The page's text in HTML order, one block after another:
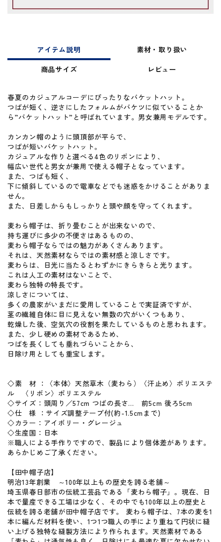
アイテム説明
素材・取り扱い
商品サイズ
レビュー
春夏のカジュアルコーデにぴったりなバケットハット。
つばが短く、逆さにしたフォルムがバケツに似ていることか
ら”バケットハット”と呼ばれています。男女兼用モデルです。
カンカン帽のように頭頂部が平らで、
つばが短いバケットハット。
カジュアルな作りと選べる4色のリボンにより、
幅広い世代と男女が兼用で使える帽子となっています。
また、つばも短く、
下に傾斜しているので電車などでも迷惑をかけることがありま
せん。
また、日差しからもしっかりと頭や顔を守ってくれます。
麦わら帽子は、折り畳むことが出来ないので、
持ち運びに多少の不便さはあるものの、
麦わら帽子ならではの魅力があくさんあります。
それは、天然素材ならではの素材感と涼しさです。
麦わらは、日光に当たるとわずかにきらきらと光ります。
これは人工の素材はないことで、
麦わら独特の特長です。
涼しさについては、
多くの農家がいまだに愛用していることで実証済ですが、
茎の繊維自体に目に見えない無数の穴がいくつもあり、
乾燥した後、空気穴の役割を果たしているものと思われます。
また、少し硬めの素材であるため、
つばを長くしても垂れづらいことから、
日除け用としても重宝します。
◇素 材 ：〈本体〉天然草木（麦わら）〈汗止め〉ポリエステ
ル 〈リボン〉ポリエステル
◇サイズ：頭周り／57cm つばの長さ… 前5cm 後ろ5cm
◇仕 様 ：サイズ調整テープ付(約-1.5cmまで)
◇カラー：アイボリー・グレージュ
◇生産国：日本
※職人による手作りですので、製品により個体差があります。
あらかじめご了承ください。
【田中帽子店】
明治13年創業 ～100年以上もの歴史を誇る老舗～
埼玉県春日部市の伝統工芸品である「麦わら帽子」。現在、日
本で量産できる工場は少なく、その中でも100年以上の歴史と
伝統を誇る老舗が田中帽子店です。 麦わら帽子は、7本の麦を1
本に編んだ材料を使い、1つ1つ職人の手により重ねて円状に縫
い上げる独特な縫製方法により作られます。天然素材である